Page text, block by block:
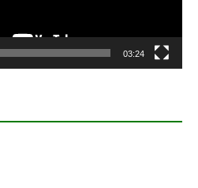
03:24